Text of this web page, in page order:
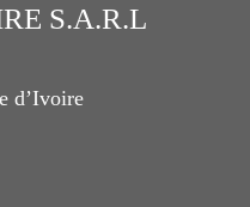
S.A.R.L
d’Ivoire